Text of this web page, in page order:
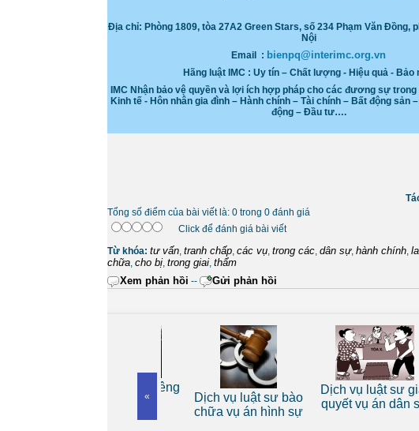
Địa chỉ: Phòng 1809, tòa 27A2 Green Stars, số 234 Phạm Văn Đồng,
Nội
Email : bienpq@interimc.org.vn
Hãng luật IMC : Uy tín – Chất lượng - Hiệu quả - Bảo
IMC Nhận bảo vệ quyền và lợi ích hợp pháp cho các đương sự
Kinh tế - Hôn nhân gia đình – Hành chính – Tài chính – Bất động sản
động – Đầu tư….
Tổng số điểm của bài viết là: 0 trong 0 đánh giá
Click để đánh giá bài viết
Từ khóa: tư vấn, tranh chấp, các vụ, trong các, dân sự, hành chính,
chữa, cho bị, trong giai, thẩm
Xem phản hồi -- Gửi phản hồi
«
Dịch vụ luật sư bào
chữa vụ án hình sự
Dịch vụ luật sư giải
quyết vụ án dân sự